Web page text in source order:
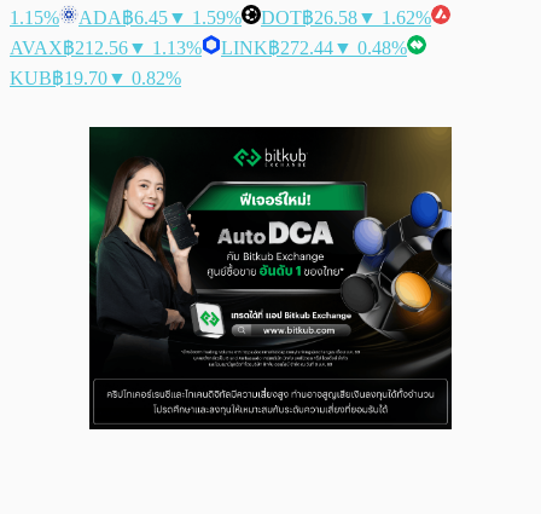
1.15%
ADA฿6.45▼ 1.59% DOT฿26.58▼ 1.62%
AVAX฿212.56▼ 1.13% LINK฿272.44▼ 0.48%
KUB฿19.70▼ 0.82%